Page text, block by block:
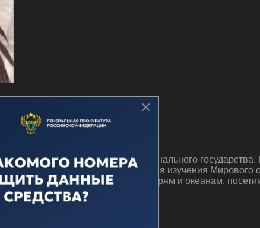
от истории нашего многонационального
героическими подвигами во имя изучения Мирового
Флота. Поэтому поплывем по морям и океанам,
становления и развития.
×